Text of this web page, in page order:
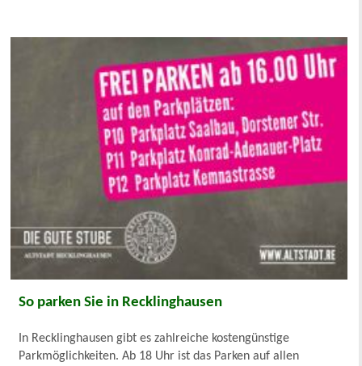
So parken Sie in Recklinghausen
In Recklinghausen gibt es zahlreiche kostengünstige
Parkmöglichkeiten. Ab 18 Uhr ist das Parken auf allen